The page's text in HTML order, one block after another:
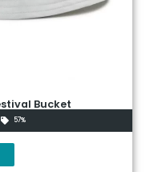
Bucket
57%